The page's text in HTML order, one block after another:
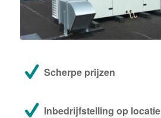
Scherpe prijzen
Inbedrijfstelling op locatie